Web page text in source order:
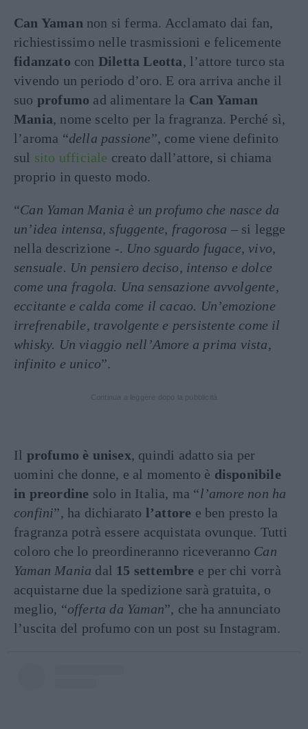
Can Yaman non si ferma. Acclamato dai fan,
richiestissimo nelle trasmissioni e felicemente
fidanzato con Diletta Leotta, l’attore turco sta
vivendo un periodo d’oro. E ora arriva anche il
suo profumo ad alimentare la Can Yaman
Mania, nome scelto per la fragranza. Perché sì,
l’aroma “della passione”, come viene definito
sul sito ufficiale creato dall’attore, si chiama
proprio in questo modo.
“Can Yaman Mania è un profumo che nasce da
un’idea intensa, sfuggente, fragorosa – si legge
nella descrizione -. Uno sguardo fugace, vivo,
sensuale. Un pensiero deciso, intenso e dolce
come una fragola. Una sensazione avvolgente,
eccitante e calda come il cacao. Un’emozione
irrefrenabile, travolgente e persistente come il
whisky. Un viaggio nell’Amore a prima vista,
infinito e unico”.
Il profumo è unisex, quindi adatto sia per
uomini che donne, e al momento è disponibile
in preordine solo in Italia, ma “l’amore non ha
confini”, ha dichiarato l’attore e ben presto la
fragranza potrà essere acquistata ovunque. Tutti
coloro che lo preordineranno riceveranno Can
Yaman Mania dal 15 settembre e per chi vorrà
acquistarne due la spedizione sarà gratuita, o
meglio, “offerta da Yaman”, che ha annunciato
l’uscita del profumo con un post su Instagram.